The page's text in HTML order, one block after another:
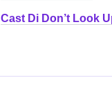
Cast Di Don’t Look